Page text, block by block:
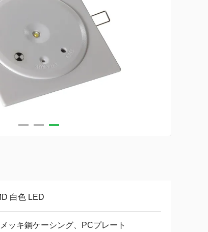
白色 LED
ッキ鋼ケーシング、PCプレート